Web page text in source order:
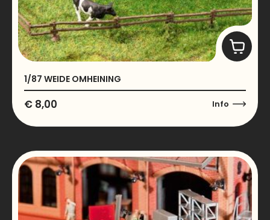
1/87 WEIDE OMHEINING
€ 8,00 Info